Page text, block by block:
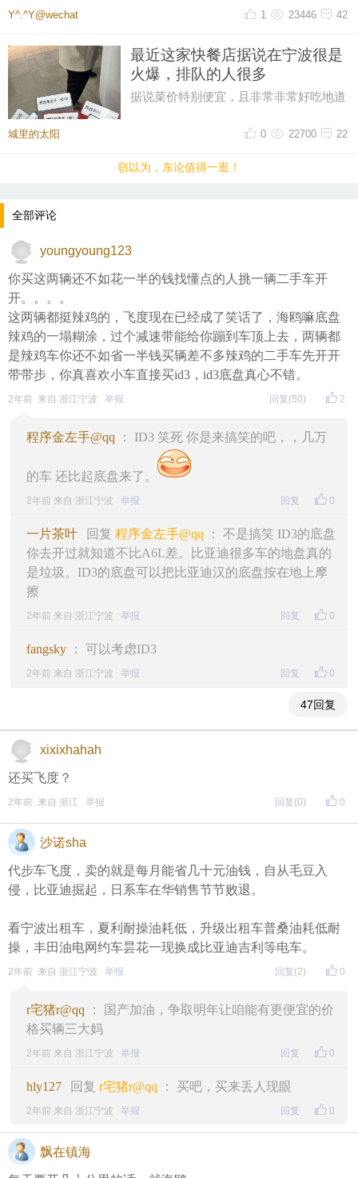
Y^.^Y@wechat 42
23446
1
最近这家快餐店据说在宁波很是
火爆，排队的人很多
据说菜价特别便宜，且非常非常好吃地道
城里的太阳 22
22700
0
窃以为，东论值得一逛！
全部评论
youngyoung123
你买这两辆还不如花一半的钱找懂点的人挑一辆二手车开
开。。。。
这两辆都挺辣鸡的，飞度现在已经成了笑话了，海鸥嘛底盘
辣鸡的一塌糊涂，过个减速带能给你蹦到车顶上去，两辆都
是辣鸡车你还不如省一半钱买辆差不多辣鸡的二手车先开开
带带步，你真喜欢小车直接买id3，id3底盘真心不错。
2
2年前 来自 浙江宁波 举报 回复 (50)
程序金左手@qq ： ID3 笑死 你是来搞笑的吧，，几万
的车 还比起底盘来了。
0
2年前 来自 浙江宁波 举报 回复
一片茶叶 回复 程序金左手@qq ： 不是搞笑 ID3的底盘
你去开过就知道不比A6L差。比亚迪很多车的地盘真的
是垃圾。ID3的底盘可以把比亚迪汉的底盘按在地上摩
擦
0
2年前 来自 浙江宁波 举报 回复
fangsky ： 可以考虑ID3
0
2年前 来自 浙江宁波 举报 回复
47回复
xixixhahah
还买飞度？
0
2年前 来自 浙江 举报 回复 (0)
沙诺sha
代步车飞度，卖的就是每月能省几十元油钱，自从毛豆入
侵，比亚迪掘起，日系车在华销售节节败退。
看宁波出租车，夏利耐操油耗低，升级出租车普桑油耗低耐
操，丰田油电网约车昙花一现换成比亚迪吉利等电车。
0
2年前 来自 浙江宁波 举报 回复 (2)
r宅猪r@qq ： 国产加油，争取明年让咱能有更便宜的价
格买辆三大妈
0
2年前 来自 浙江宁波 举报 回复
hly127 回复 r宅猪r@qq ： 买吧，买来丢人现眼
0
2年前 来自 浙江宁波 举报 回复
飘在镇海